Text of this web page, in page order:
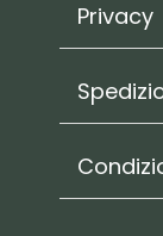
Privacy